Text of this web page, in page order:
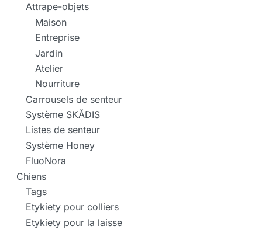
Attrape-objets
Maison
Entreprise
Jardin
Atelier
Nourriture
Carrousels de senteur
Système SKÅDIS
Listes de senteur
Système Honey
FluoNora
Chiens
Tags
Etykiety pour colliers
Etykiety pour la laisse